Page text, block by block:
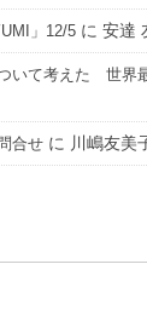
」12/5 に 安達
いて考えた 世界
合せ に 川嶋友美